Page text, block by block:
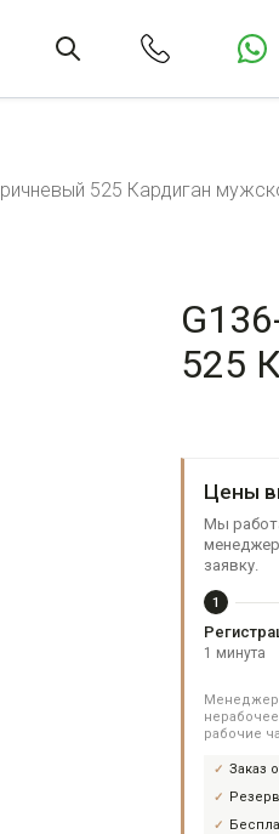
525 Кардиган
525
Цены
Мы
заявку.
1
1 минута
рабочие
Заказ